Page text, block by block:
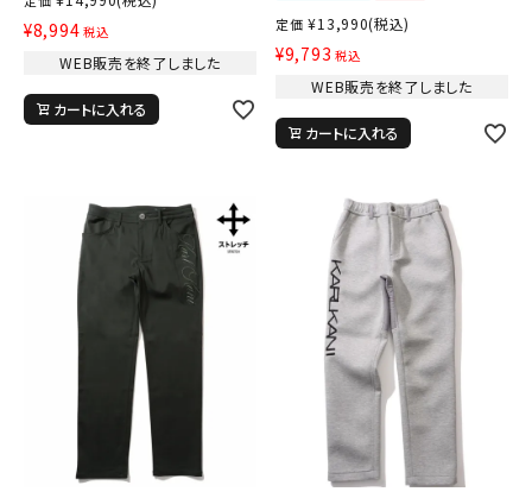
¥8,994 税込
WEB販売を終了しました
カートに入れる
定価 ¥13,990(税込)
¥9,793 税込
WEB販売を終了しました
カートに入れる